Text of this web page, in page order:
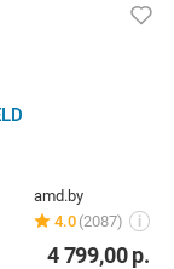
amd.by
4.0 (2087) i
4 799,00р.